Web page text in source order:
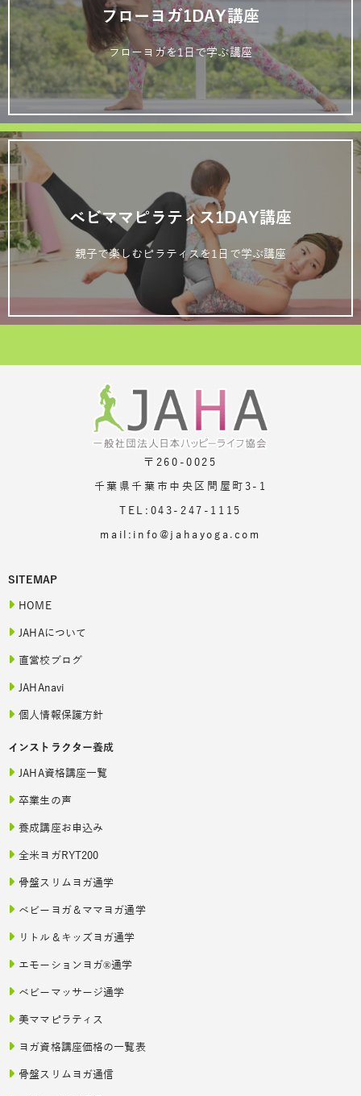
フローヨガ1DAY講座
フローヨガを1日で学ぶ講座
ベビママピラティス1DAY講座
親子で楽しむピラティスを1日で学ぶ講座
〒260-0025
千葉県千葉市中央区問屋町3-1
TEL:043-247-1115
mail:info@jahayoga.com
SITEMAP
HOME
JAHAについて
直営校ブログ
JAHAnavi
個人情報保護方針
インストラクター養成
JAHA資格講座一覧
卒業生の声
養成講座お申込み
全米ヨガRYT200
骨盤スリムヨガ通学
ベビーヨガ＆ママヨガ通学
リトル＆キッズヨガ通学
エモーションヨガ®通学
ベビーマッサージ通学
美ママピラティス
ヨガ資格講座価格の一覧表
骨盤スリムヨガ通信